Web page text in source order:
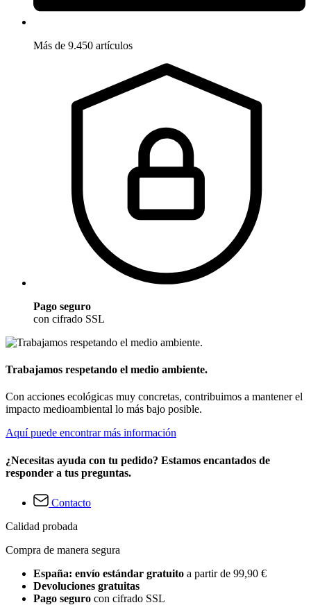
Más de 9.450 artículos
Pago seguro
con cifrado SSL
Trabajamos respetando el medio ambiente.
Con acciones ecológicas muy concretas, contribuimos a mantener el
impacto medioambiental lo más bajo posible.
Aquí puede encontrar más información
¿Necesitas ayuda con tu pedido? Estamos encantados de
responder a tus preguntas.
Contacto
Calidad probada
Compra de manera segura
España: envío estándar gratuito a partir de 99,90 €
Devoluciones gratuitas
Pago seguro con cifrado SSL